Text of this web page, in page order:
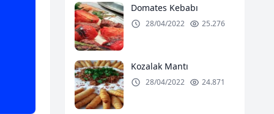
Domates Kebabı
28/04/2022 25.276
Kozalak Mantı
28/04/2022 24.871